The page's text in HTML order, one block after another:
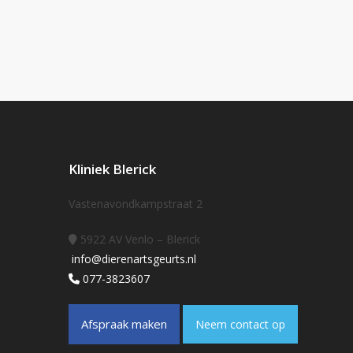
Kliniek Blerick
Vastenavondkampstraat 2
5922 AV Venlo – Blerick
info@dierenartsgeurts.nl
077-3823607
Afspraak maken Neem contact op